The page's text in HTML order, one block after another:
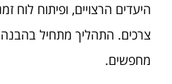
היעדים הרצויים, ופיתוח לוח
צרכים. התהליך מתחיל
מחפשים.